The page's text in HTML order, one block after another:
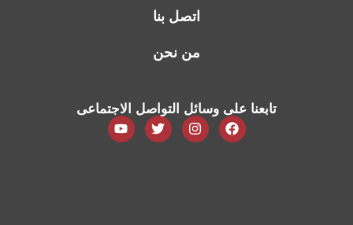
اتصل بنا
من نحن
تابعنا على وسائل التواصل الاجتماعى